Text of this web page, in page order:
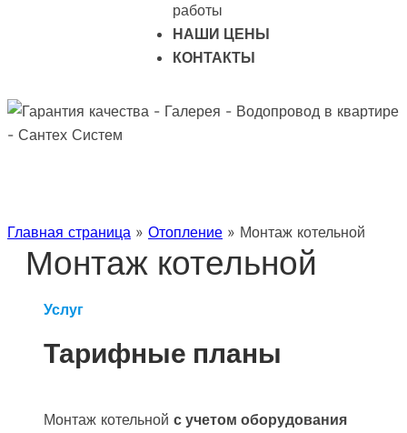
работы
НАШИ ЦЕНЫ
КОНТАКТЫ
Главная страница » Отопление » Монтаж котельной
Монтаж котельной
Услуг
Тарифные планы
Монтаж котельной с учетом оборудования